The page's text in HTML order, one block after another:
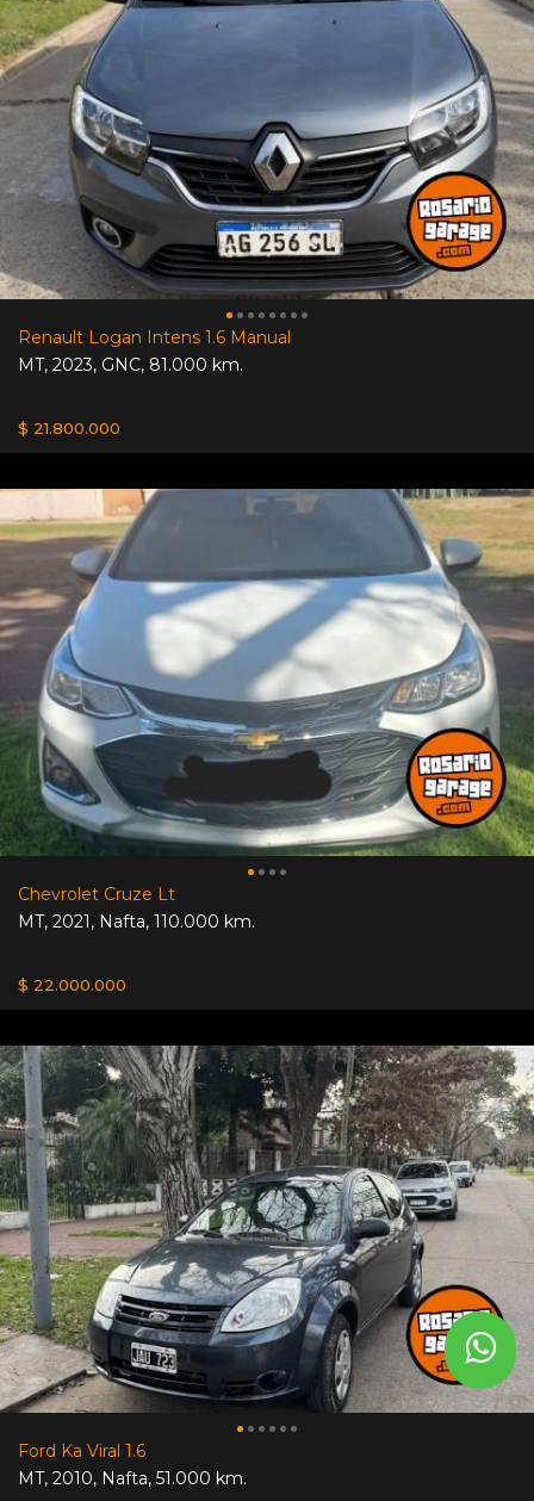
Renault Logan Intens 1.6 Manual
MT, 2023, GNC, 81.000 km.
$ 21.800.000
Chevrolet Cruze Lt
MT, 2021, Nafta, 110.000 km.
$ 22.000.000
Ford Ka Viral 1.6
MT, 2010, Nafta, 51.000 km.